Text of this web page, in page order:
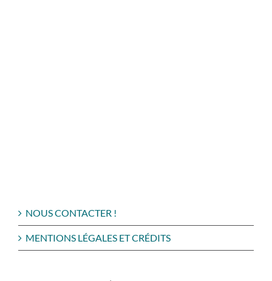
NOUS CONTACTER !
MENTIONS LÉGALES ET CRÉDITS